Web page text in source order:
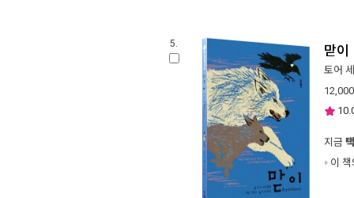
5. 맏이
토어
12,000
지금
이